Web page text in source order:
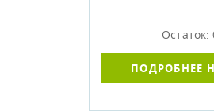
Остаток:
ПОДРОБНЕЕ